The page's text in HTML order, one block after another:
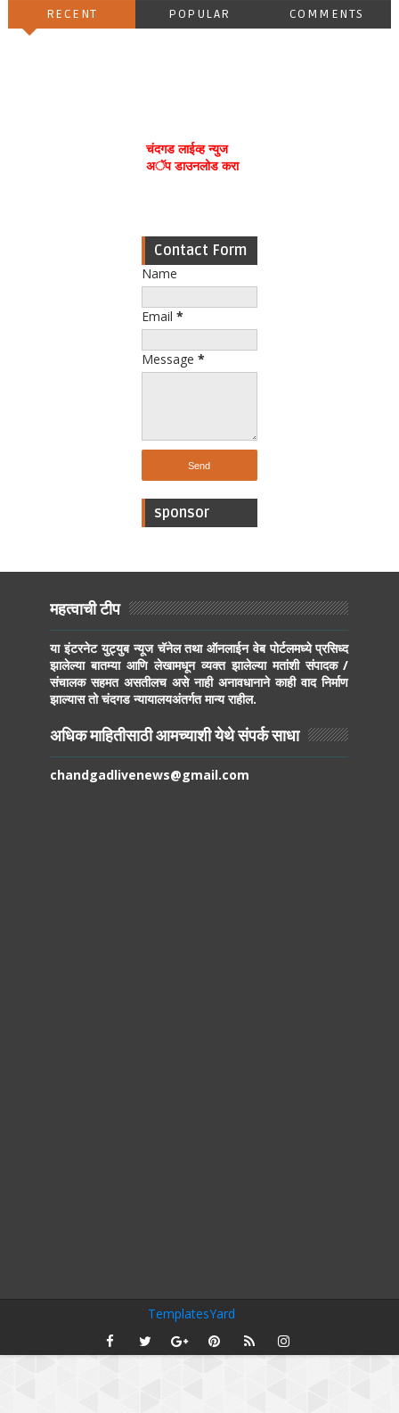
RECENT POPULAR COMMENTS
चंदगड लाईव्ह न्युज
अॅप डाउनलोड करा
Contact Form
Name
Email *
Message *
sponsor
महत्वाची टीप
या इंटरनेट युट्युब न्यूज चॅनेल तथा ऑनलाईन वेब पोर्टलमध्ये प्रसिध्द
झालेल्या बातम्या आणि लेखामधून व्यक्त झालेल्या मतांशी संपादक /
संचालक सहमत असतीलच असे नाही अनावधानाने काही वाद निर्माण
झाल्यास तो चंदगड न्यायालयअंतर्गत मान्य राहील.
अधिक माहितीसाठी आमच्याशी येथे संपर्क साधा
chandgadlivenews@gmail.com